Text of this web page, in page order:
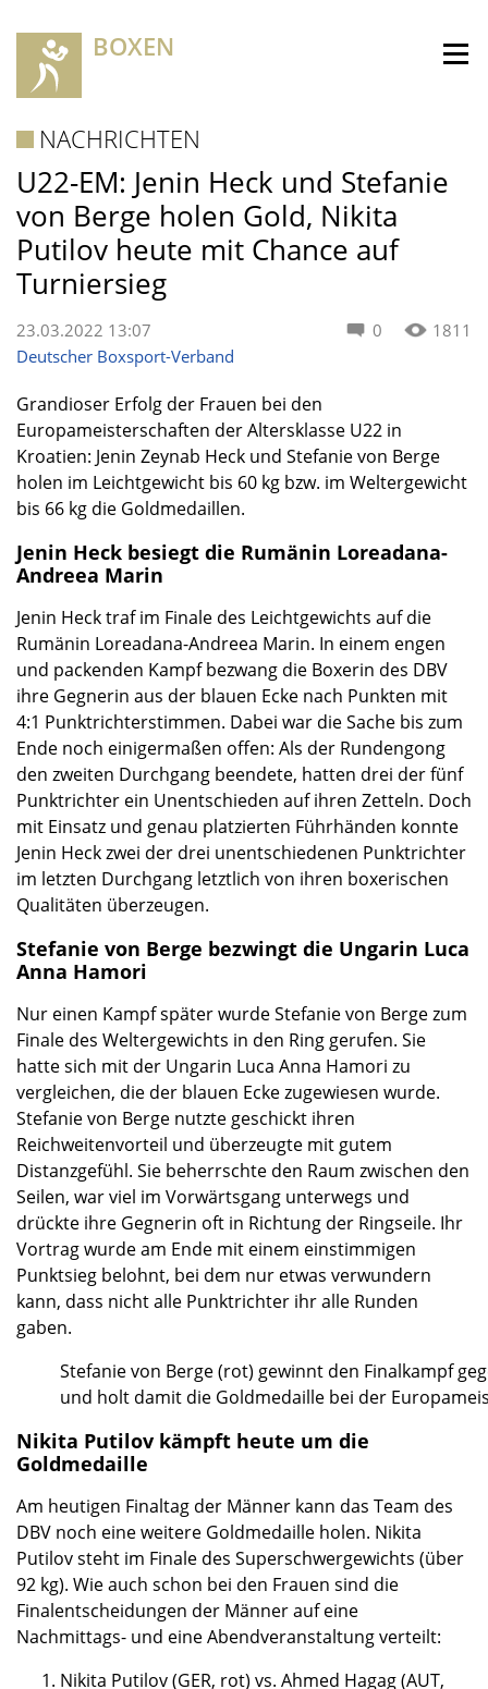
BOXEN
NACHRICHTEN
U22-EM: Jenin Heck und Stefanie
von Berge holen Gold, Nikita
Putilov heute mit Chance auf
Turniersieg
0 1811
23.03.2022 13:07
Deutscher Boxsport-Verband
Grandioser Erfolg der Frauen bei den
Europameisterschaften der Altersklasse U22 in
Kroatien: Jenin Zeynab Heck und Stefanie von Berge
holen im Leichtgewicht bis 60 kg bzw. im Weltergewicht
bis 66 kg die Goldmedaillen.
Jenin Heck besiegt die Rumänin Loreadana-
Andreea Marin
Jenin Heck traf im Finale des Leichtgewichts auf die
Rumänin Loreadana-Andreea Marin. In einem engen
und packenden Kampf bezwang die Boxerin des DBV
ihre Gegnerin aus der blauen Ecke nach Punkten mit
4:1 Punktrichterstimmen. Dabei war die Sache bis zum
Ende noch einigermaßen offen: Als der Rundengong
den zweiten Durchgang beendete, hatten drei der fünf
Punktrichter ein Unentschieden auf ihren Zetteln. Doch
mit Einsatz und genau platzierten Führhänden konnte
Jenin Heck zwei der drei unentschiedenen Punktrichter
im letzten Durchgang letztlich von ihren boxerischen
Qualitäten überzeugen.
Stefanie von Berge bezwingt die Ungarin Luca
Anna Hamori
Nur einen Kampf später wurde Stefanie von Berge zum
Finale des Weltergewichts in den Ring gerufen. Sie
hatte sich mit der Ungarin Luca Anna Hamori zu
vergleichen, die der blauen Ecke zugewiesen wurde.
Stefanie von Berge nutzte geschickt ihren
Reichweitenvorteil und überzeugte mit gutem
Distanzgefühl. Sie beherrschte den Raum zwischen den
Seilen, war viel im Vorwärtsgang unterwegs und
drückte ihre Gegnerin oft in Richtung der Ringseile. Ihr
Vortrag wurde am Ende mit einem einstimmigen
Punktsieg belohnt, bei dem nur etwas verwundern
kann, dass nicht alle Punktrichter ihr alle Runden
gaben.
Stefanie von Berge (rot) gewinnt den Finalkampf
und holt damit die Goldmedaille bei der
Nikita Putilov kämpft heute um die
Goldmedaille
Am heutigen Finaltag der Männer kann das Team des
DBV noch eine weitere Goldmedaille holen. Nikita
Putilov steht im Finale des Superschwergewichts (über
92 kg). Wie auch schon bei den Frauen sind die
Finalentscheidungen der Männer auf eine
Nachmittags- und eine Abendveranstaltung verteilt:
Nikita Putilov (GER, rot) vs. Ahmed Hagag (AUT,